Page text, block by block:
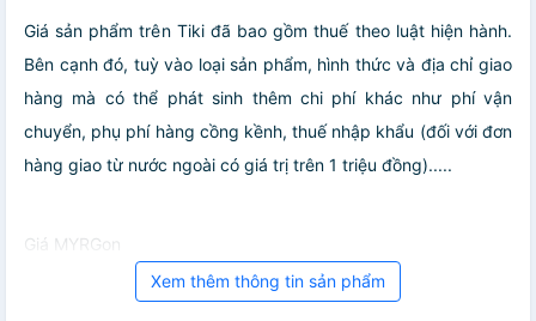
Giá sản phẩm trên Tiki đã bao gồm thuế theo luật hiện hành.
Bên cạnh đó, tuỳ vào loại sản phẩm, hình thức và địa chỉ giao
hàng mà có thể phát sinh thêm chi phí khác như phí vận
chuyển, phụ phí hàng cồng kềnh, thuế nhập khẩu (đối với đơn
hàng giao từ nước ngoài có giá trị trên 1 triệu đồng).....
Giá MYRGon
Xem thêm thông tin sản phẩm